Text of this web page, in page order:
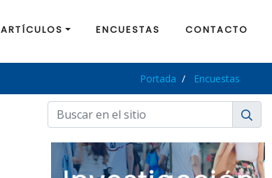
ARTÍCULOS ENCUESTAS CONTACTO
Portada Encuestas